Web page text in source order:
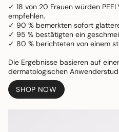
✓ 18 von 20 Frauen würden
empfehlen.
✓ 90 % bemerkten sofort
✓ 95 % bestätigten ein
✓ 80 % berichteten von einem
Die Ergebnisse basieren auf
dermatologischen
SHOP NOW